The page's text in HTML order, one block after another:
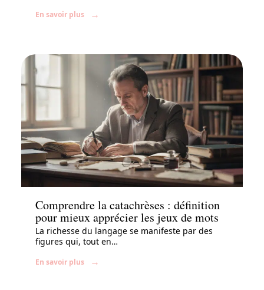
En savoir plus
Enfant
Comprendre la catachrèses : définition
pour mieux apprécier les jeux de mots
La richesse du langage se manifeste par des
figures qui, tout en…
En savoir plus